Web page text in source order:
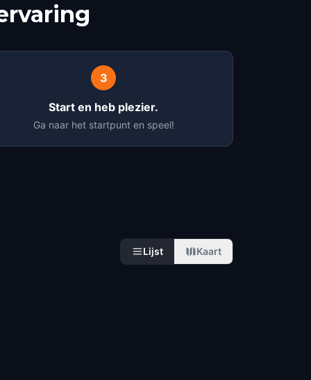
3
Start en heb plezier.
Ga naar het startpunt en speel!
Lijst Kaart